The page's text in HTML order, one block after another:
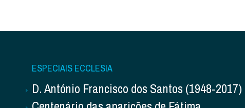
ESPECIAIS ECCLESIA
D. António Francisco dos Santos (1948-2017)